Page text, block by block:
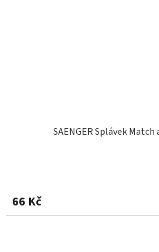
SAENGER Splávek
66 Kč